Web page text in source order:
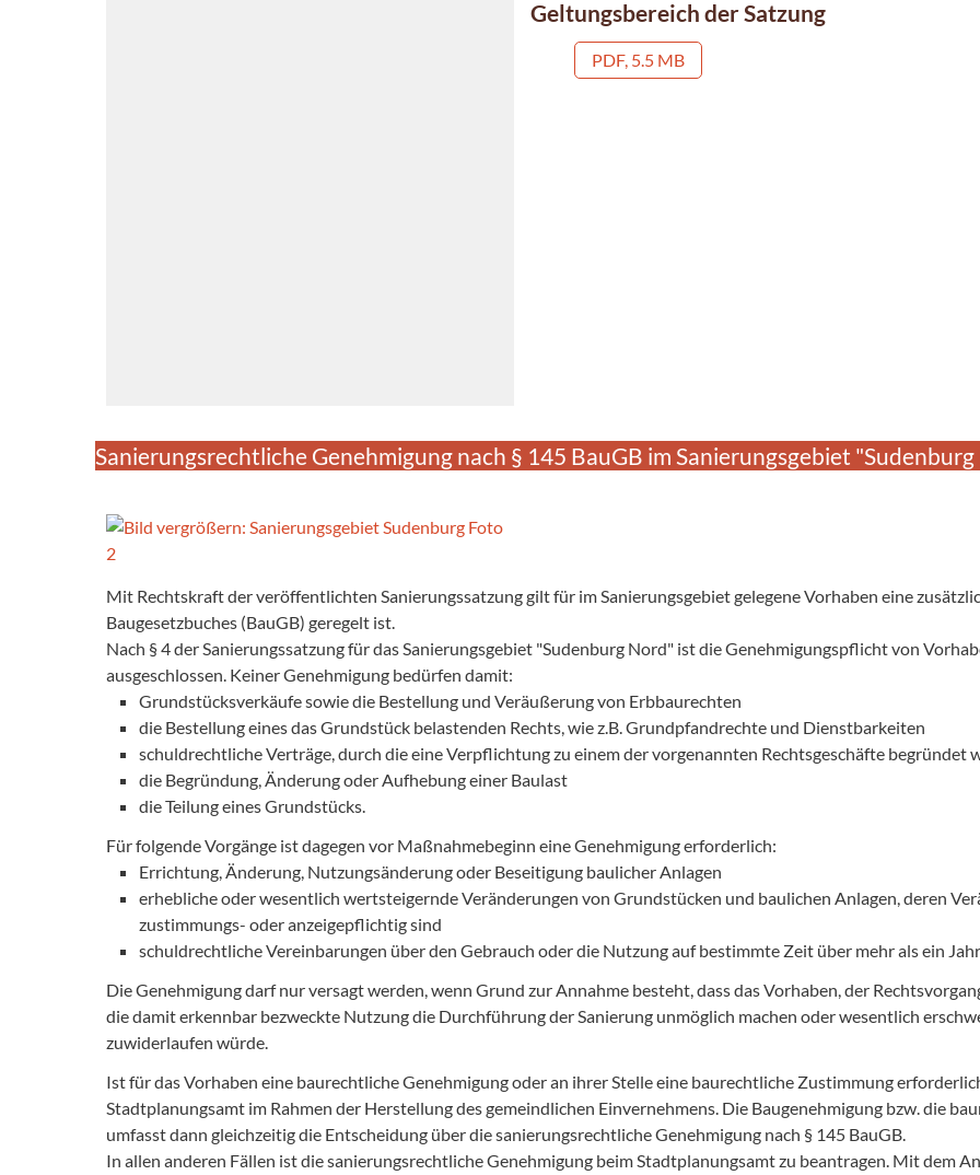
Geltungsbereich der Satzung
PDF, 5.5 MB
Sanierungsrechtliche Genehmigung nach § 145 BauGB im Sanierungsgebiet
Mit Rechtskraft der veröffentlichten Sanierungssatzung gilt für im Sanierungsgebiet gelegene Vorhaben eine
Baugesetzbuches (BauGB) geregelt ist.
Nach § 4 der Sanierungssatzung für das Sanierungsgebiet "Sudenburg Nord" ist die Genehmigungspflicht von
ausgeschlossen. Keiner Genehmigung bedürfen damit:
Grundstücksverkäufe sowie die Bestellung und Veräußerung von Erbbaurechten
die Bestellung eines das Grundstück belastenden Rechts, wie z.B. Grundpfandrechte und Dienstbarkeiten
schuldrechtliche Verträge, durch die eine Verpflichtung zu einem der vorgenannten Rechtsgeschäfte begründet
die Begründung, Änderung oder Aufhebung einer Baulast
die Teilung eines Grundstücks.
Für folgende Vorgänge ist dagegen vor Maßnahmebeginn eine Genehmigung erforderlich:
Errichtung, Änderung, Nutzungsänderung oder Beseitigung baulicher Anlagen
erhebliche oder wesentlich wertsteigernde Veränderungen von Grundstücken und baulichen Anlagen, deren
zustimmungs- oder anzeigepflichtig sind
schuldrechtliche Vereinbarungen über den Gebrauch oder die Nutzung auf bestimmte Zeit über mehr als ein
Die Genehmigung darf nur versagt werden, wenn Grund zur Annahme besteht, dass das Vorhaben, der
die damit erkennbar bezweckte Nutzung die Durchführung der Sanierung unmöglich machen oder wesentlich
zuwiderlaufen würde.
Ist für das Vorhaben eine baurechtliche Genehmigung oder an ihrer Stelle eine baurechtliche Zustimmung
Stadtplanungsamt im Rahmen der Herstellung des gemeindlichen Einvernehmens. Die Baugenehmigung bzw. die
umfasst dann gleichzeitig die Entscheidung über die sanierungsrechtliche Genehmigung nach § 145 BauGB.
In allen anderen Fällen ist die sanierungsrechtliche Genehmigung beim Stadtplanungsamt zu beantragen. Mit dem